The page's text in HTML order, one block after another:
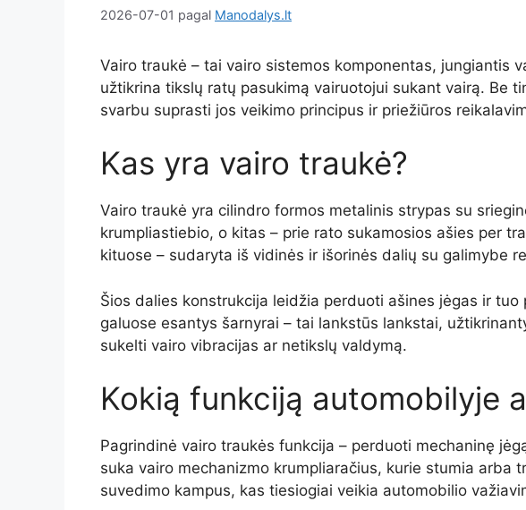
2026-07-01 pagal Manodalys.lt
Vairo traukė – tai vairo sistemos komponentas, jungiantis
užtikrina tikslų ratų pasukimą vairuotojui sukant vairą. Be
svarbu suprasti jos veikimo principus ir priežiūros
Kas yra vairo traukė?
Vairo traukė yra cilindro formos metalinis strypas su
krumpliastiebio, o kitas – prie rato sukamosios ašies per
kituose – sudaryta iš vidinės ir išorinės dalių su galimybe
Šios dalies konstrukcija leidžia perduoti ašines jėgas ir
galuose esantys šarnyrai – tai lankstūs lankstai,
sukelti vairo vibracijas ar netikslų valdymą.
Kokią funkciją automobilyje
Pagrindinė vairo traukės funkcija – perduoti mechaninę
suka vairo mechanizmo krumpliaračius, kurie stumia
suvedimo kampus, kas tiesiogiai veikia automobilio